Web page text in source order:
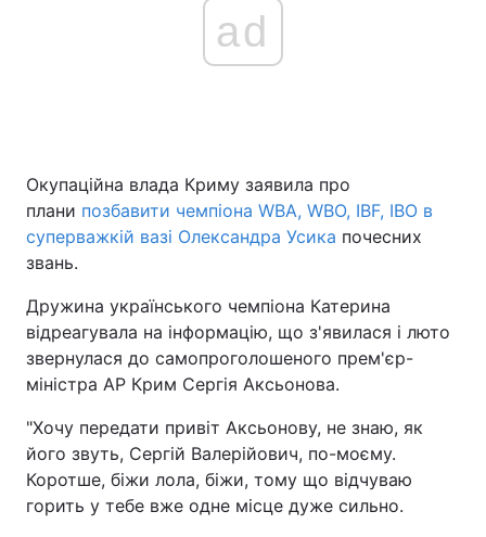
ad
Окупаційна влада Криму заявила про
плани позбавити чемпіона WBA, WBO, IBF, IBO в
суперважкій вазі Олександра Усика почесних
звань.
Дружина українського чемпіона Катерина
відреагувала на інформацію, що з'явилася і люто
звернулася до самопроголошеного прем'єр-
міністра АР Крим Сергія Аксьонова.
"Хочу передати привіт Аксьонову, не знаю, як
його звуть, Сергій Валерійович, по-моєму.
Коротше, біжи лола, біжи, тому що відчуваю
горить у тебе вже одне місце дуже сильно.